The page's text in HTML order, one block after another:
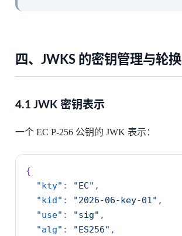
四、JWKS 的密钥管理与轮换
4.1 JWK 密钥表示
一个 EC P-256 公钥的 JWK 表示：
{
"kty" : "EC" ,
"kid" : "2026-06-key-01" ,
"use" : "sig" ,
"alg" : "ES256" ,